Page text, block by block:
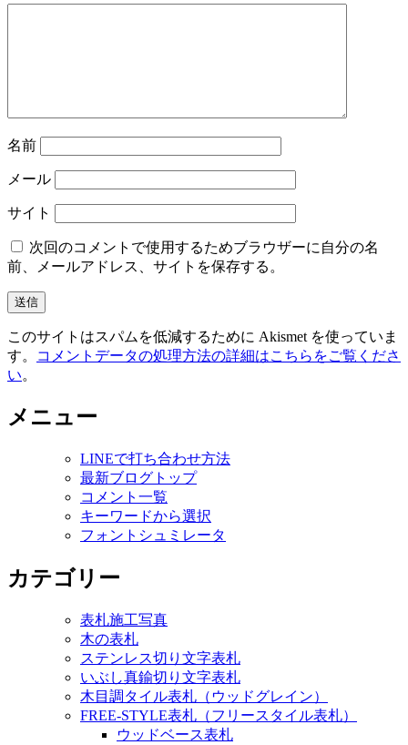
名前
メール
サイト
次回のコメントで使用するためブラウザーに自分の名
前、メールアドレス、サイトを保存する。
このサイトはスパムを低減するために Akismet を使っていま
す。
コメントデータの処理方法の詳細はこちらをご覧くださ
い。
メニュー
LINEで打ち合わせ方法
最新ブログトップ
コメント一覧
キーワードから選択
フォントシュミレータ
カテゴリー
表札施工写真
木の表札
ステンレス切り文字表札
いぶし真鍮切り文字表札
木目調タイル表札（ウッドグレイン）
FREE-STYLE表札（フリースタイル表札）
ウッドベース表札